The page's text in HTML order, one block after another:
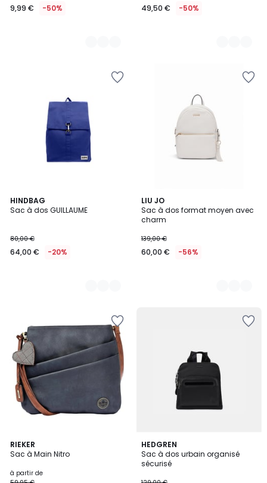
9,99 € -50% 49,50 € -50%
HINDBAG
Sac à dos GUILLAUME
80,00 €
64,00 € -20%
6
Couleurs
LIU JO
Sac à dos format moyen avec
charm
139,00 €
60,00 € -56%
2
Couleurs
RIEKER
Sac à Main Nitro
à partir de
2
Couleurs
HEDGREN
Sac à dos urbain organisé
sécurisé